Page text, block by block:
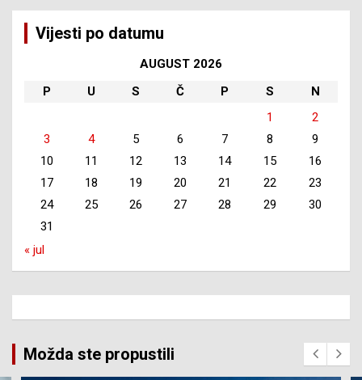
Vijesti po datumu
AUGUST 2026
P
U S Č P S
N
1
2
3
4 5 6 7 8
9
10
11 12 13 14 15
16
17
18 19 20 21 22
23
24
25 26 27 28 29
30
31
« jul
Možda ste propustili